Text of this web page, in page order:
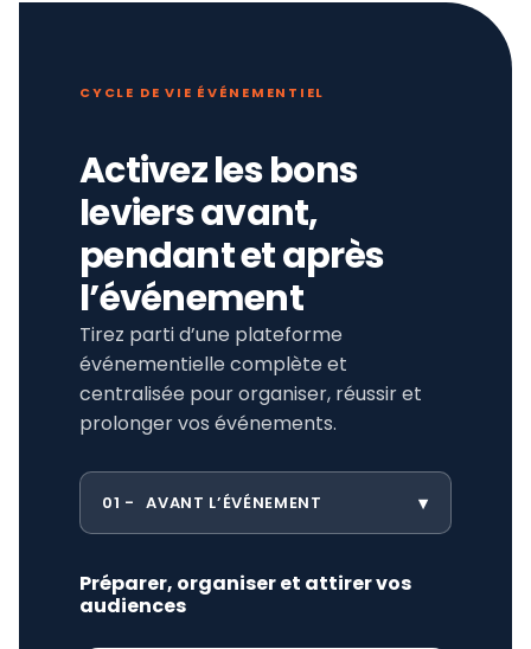
CYCLE DE VIE ÉVÉNEMENTIEL
Activez les bons
leviers avant,
pendant et après
l’événement
Tirez parti d’une plateforme
événementielle complète et
centralisée pour organiser, réussir et
prolonger vos événements.
01 AVANT L’ÉVÉNEMENT
Préparer, organiser et attirer vos
audiences